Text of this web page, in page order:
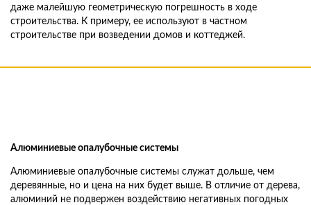
даже малейшую геометрическую погрешность в ходе
строительства. К примеру, ее используют в частном
строительстве при возведении домов и коттеджей.
Алюминиевые опалубочные системы
Алюминиевые опалубочные системы служат дольше, чем
деревянные, но и цена на них будет выше. В отличие от дерева,
алюминий не подвержен воздействию негативных погодных